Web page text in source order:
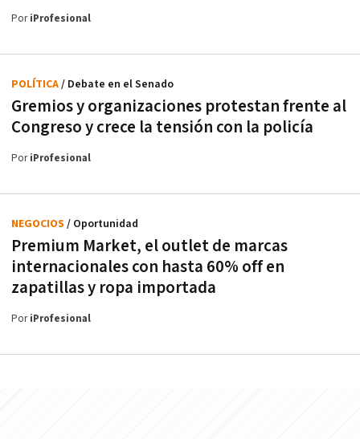
PoriProfesional
Gremios y organizaciones protestan frente al
Congreso y crece la tensión con la policía
POLÍTICA/ Debate en el Senado
PoriProfesional
Premium Market, el outlet de marcas
internacionales con hasta 60% off en
zapatillas y ropa importada
NEGOCIOS / Oportunidad
PoriProfesional